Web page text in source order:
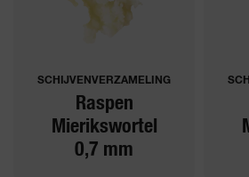
SCHIJVENVERZAMELING
Raspen
Mierikswortel
0,7 mm